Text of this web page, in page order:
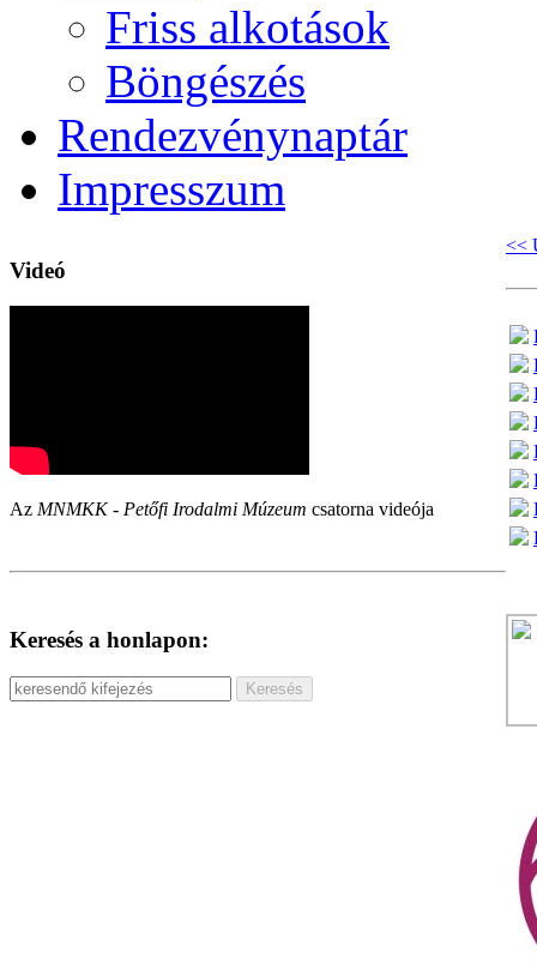
Friss alkotások
Böngészés
Rendezvénynaptár
Impresszum
Videó
Az MNMKK - Petőfi Irodalmi Múzeum csatorna videója
Keresés a honlapon:
<<